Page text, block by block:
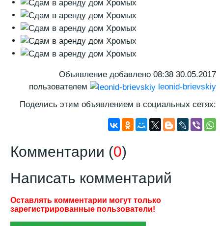
Объявление добавлено08:38 30.05.2017
пользователем
leonid-brievskiy
Поделись этим объявлением в социальных сетях:
Комментарии (0)
Написать комментарий